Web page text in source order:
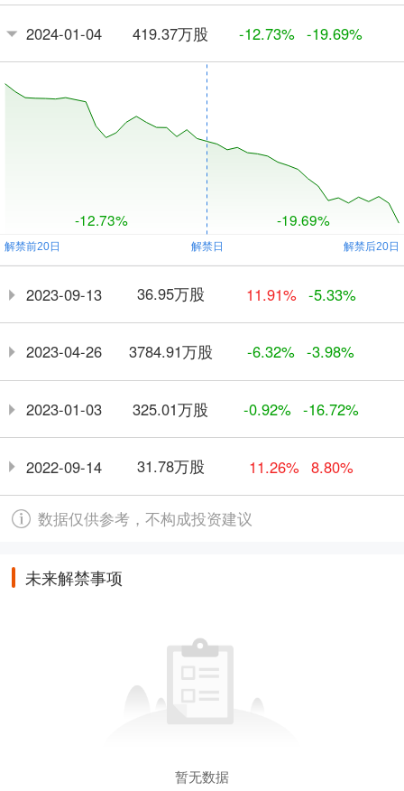
2024-01-04 419.37万股 -12.73% -19.69%
-12.73% -19.69%
2023-09-13 36.95万股 11.91% -5.33%
2023-04-26 3784.91万股 -6.32% -3.98%
2023-01-03 325.01万股 -0.92% -16.72%
2022-09-14 31.78万股 11.26% 8.80%
数据仅供参考，不构成投资建议
未来解禁事项
暂无数据